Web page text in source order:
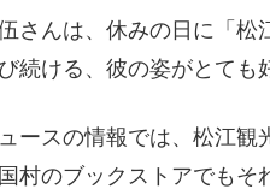
さんは、休みの日に「松
続ける、彼の姿がとても
ースの情報では、松江観
村のブックストアでもそ